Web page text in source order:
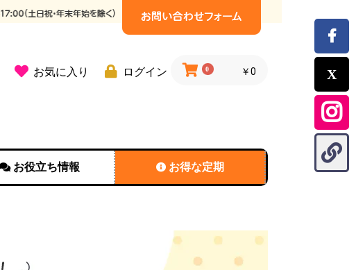
お気に入り ログイン 0 ￥0
お役立ち情報 お得な定期